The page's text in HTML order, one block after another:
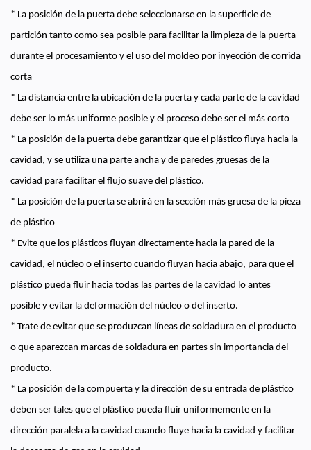
* La posición de la puerta debe seleccionarse en la superficie de
partición tanto como sea posible para facilitar la limpieza de la puerta
durante el procesamiento y el uso del moldeo por inyección de corrida
corta
* La distancia entre la ubicación de la puerta y cada parte de la cavidad
debe ser lo más uniforme posible y el proceso debe ser el más corto
* La posición de la puerta debe garantizar que el plástico fluya hacia la
cavidad, y se utiliza una parte ancha y de paredes gruesas de la
cavidad para facilitar el flujo suave del plástico.
* La posición de la puerta se abrirá en la sección más gruesa de la pieza
de plástico
* Evite que los plásticos fluyan directamente hacia la pared de la
cavidad, el núcleo o el inserto cuando fluyan hacia abajo, para que el
plástico pueda fluir hacia todas las partes de la cavidad lo antes
posible y evitar la deformación del núcleo o del inserto.
* Trate de evitar que se produzcan líneas de soldadura en el producto
o que aparezcan marcas de soldadura en partes sin importancia del
producto.
* La posición de la compuerta y la dirección de su entrada de plástico
deben ser tales que el plástico pueda fluir uniformemente en la
dirección paralela a la cavidad cuando fluye hacia la cavidad y facilitar